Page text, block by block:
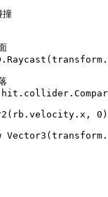
撞
. Raycast ( transform .
hit . collider .
( rb . velocity . x , 0 )
Vector3 ( transform .